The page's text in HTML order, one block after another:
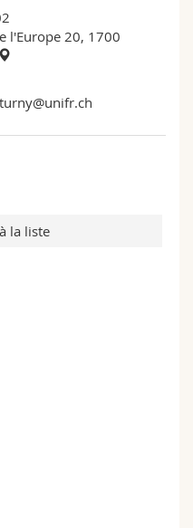
l'Europe 20, 1700
la liste